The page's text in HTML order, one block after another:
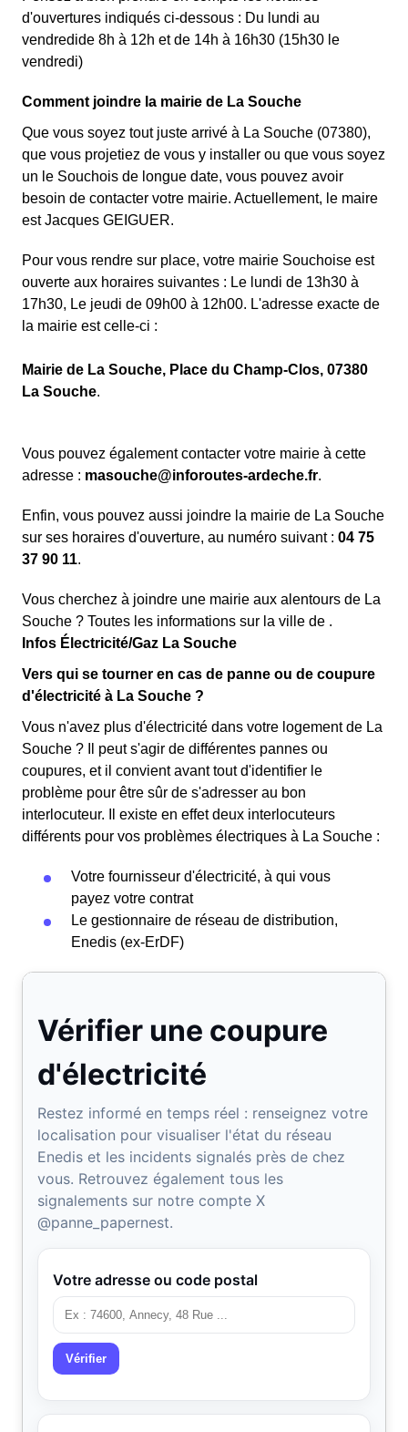
d'ouvertures indiqués ci-dessous : Du lundi au
vendredide 8h à 12h et de 14h à 16h30 (15h30 le
vendredi)
Comment joindre la mairie de La Souche
Que vous soyez tout juste arrivé à La Souche (07380),
que vous projetiez de vous y installer ou que vous soyez
un le Souchois de longue date, vous pouvez avoir
besoin de contacter votre mairie. Actuellement, le maire
est Jacques GEIGUER.
Pour vous rendre sur place, votre mairie Souchoise est
ouverte aux horaires suivantes : Le lundi de 13h30 à
17h30, Le jeudi de 09h00 à 12h00. L'adresse exacte de
la mairie est celle-ci :
Mairie de La Souche, Place du Champ-Clos, 07380
La Souche.
Vous pouvez également contacter votre mairie à cette
adresse : masouche@inforoutes-ardeche.fr.
Enfin, vous pouvez aussi joindre la mairie de La Souche
sur ses horaires d'ouverture, au numéro suivant : 04 75
37 90 11.
Vous cherchez à joindre une mairie aux alentours de La
Souche ? Toutes les informations sur la ville de .
Infos Électricité/Gaz La Souche
Vers qui se tourner en cas de panne ou de coupure
d'électricité à La Souche ?
Vous n'avez plus d'électricité dans votre logement de La
Souche ? Il peut s'agir de différentes pannes ou
coupures, et il convient avant tout d'identifier le
problème pour être sûr de s'adresser au bon
interlocuteur. Il existe en effet deux interlocuteurs
différents pour vos problèmes électriques à La Souche :
Votre fournisseur d'électricité, à qui vous
payez votre contrat
Le gestionnaire de réseau de distribution,
Enedis (ex-ErDF)